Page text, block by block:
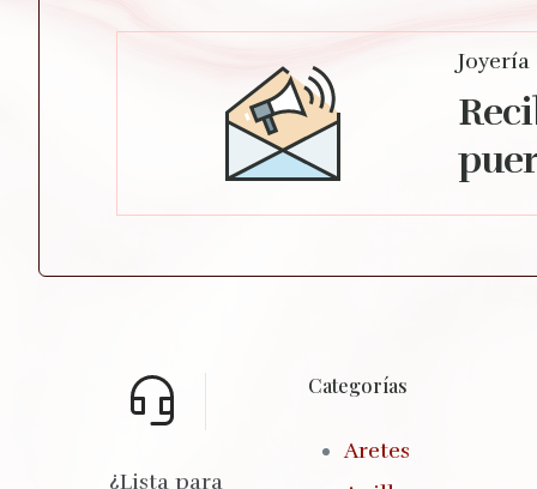
¿Lista para
Categorías
Aretes